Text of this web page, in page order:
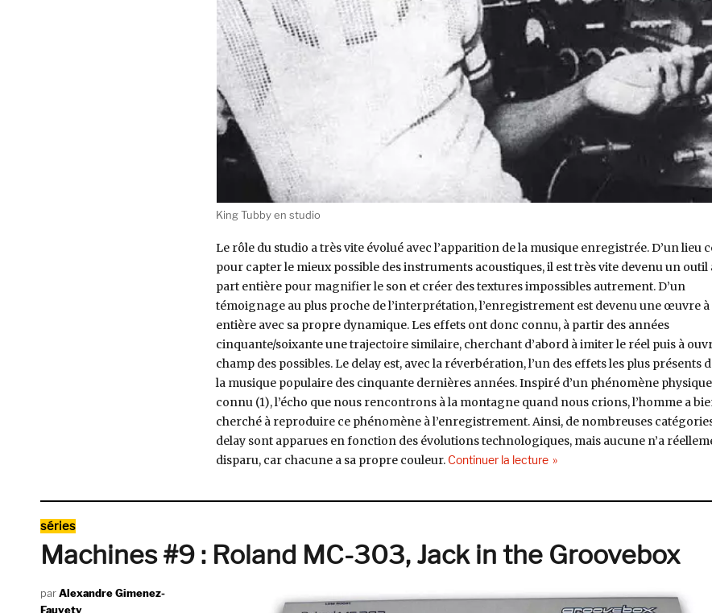
King Tubby en studio
Le rôle du studio a très vite évolué avec l’apparition de la musique enregistrée. D’un lieu
pour capter le mieux possible des instruments acoustiques, il est très vite devenu un outil
part entière pour magnifier le son et créer des textures impossibles autrement. D’un
témoignage au plus proche de l’interprétation, l’enregistrement est devenu une œuvreà
entière avec sa propre dynamique. Les effets ont donc connu, à partir des années
cinquante/soixante une trajectoire similaire, cherchant d’abord à imiter le réel puis à
champ des possibles. Le delay est, avec la réverbération, l’un des effets les plus présents
la musique populaire des cinquante dernières années. Inspiré d’un phénomène physique
connu (1), l’écho que nous rencontrons à la montagne quand nous crions, l’homme a
cherché à reproduire ce phénomène à l’enregistrement. Ainsi, de nombreuses
delay sont apparues en fonction des évolutions technologiques, mais aucune n’a
disparu, car chacune a sa propre couleur. Continuer la lecturede « Machines Hors Série #3:
Catégories
séries
Machines #9 : Roland MC-303, Jack in the Groovebox
AuteurAlexandre Gimenez-
Fauvety